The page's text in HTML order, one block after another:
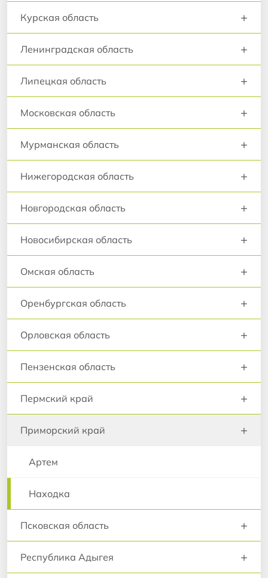
Курская область +
Ленинградская область +
Липецкая область +
Московская область +
Мурманская область +
Нижегородская область +
Новгородская область +
Новосибирская область +
Омская область +
Оренбургская область +
Орловская область +
Пензенская область +
Пермский край +
Приморский край +
Артем
Находка
Псковская область +
Республика Адыгея +